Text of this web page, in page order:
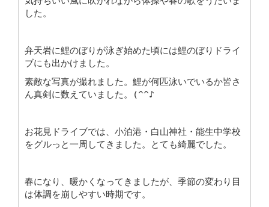
した。
弁天岩に鯉のぼりが泳ぎ始めた頃には鯉のぼりドライ
ブにも出かけました。
素敵な写真が撮れました。鯉が何匹泳いでいるか皆さ
ん真剣に数えていました。(^^♪
お花見ドライブでは、小泊港・白山神社・能生中学校
をグルっと一周してきました。とても綺麗でした。
春になり、暖かくなってきましたが、季節の変わり目
は体調を崩しやすい時期です。